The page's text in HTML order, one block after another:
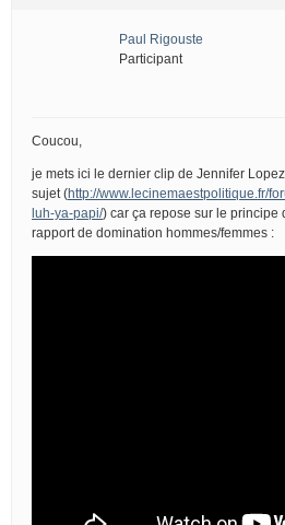
Paul Rigouste
Participant
Coucou,
je mets ici le dernier clip de Jennifer
sujet (http://www.lecinemaestpolitique.fr/
luh-ya-papi/) car ça repose sur le principe
rapport de domination hommes/femmes :